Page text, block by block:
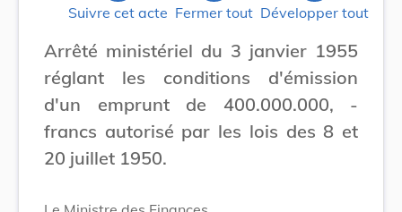
Suivre cet acte Fermer tout Développer tout
Arrêté ministériel du 3 janvier 1955
réglant les conditions d'émission
d'un emprunt de 400.000.000, -
francs autorisé par les lois des 8 et
20 juillet 1950.